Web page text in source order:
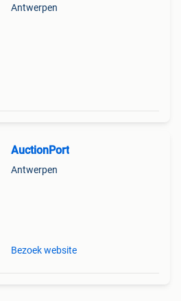
Antwerpen
AuctionPort
Antwerpen
Bezoek website